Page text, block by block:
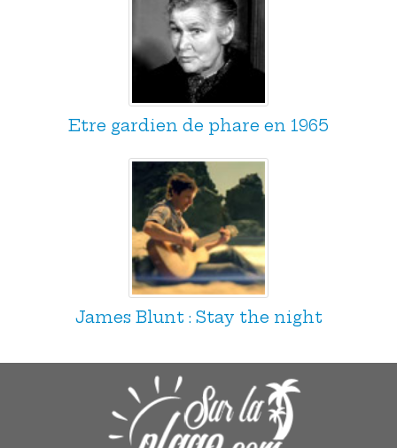
Etre gardien de phare en 1965
James Blunt : Stay the night